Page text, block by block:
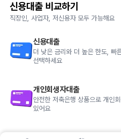
신용대출 비교하기
직장인, 사업자, 저신용자 모두 가능해요
신용대출
더 낮은 금리와 더 높은 한도, 빠
선택하세요
개인회생자대출
안전한 저축은행 상품으로 개인
있어요